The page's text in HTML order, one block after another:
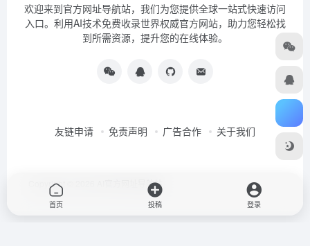
欢迎来到官方网址导航站，我们为您提供全球一站式快速访问
入口。利用AI技术免费收录世界权威官方网站，助力您轻松找
到所需资源，提升您的在线体验。
友链申请 免责声明 广告合作 关于我们
Copyright © 2026 AI官方网址导航站
首页 投稿 登录